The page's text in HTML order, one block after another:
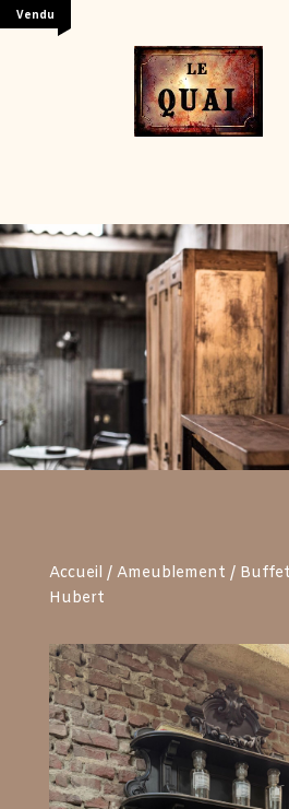
Vendu
Your content goes here. Edit or
or in the module Content
every aspect of this content in
settings and even apply custom
module Advanced settings.
Accueil / Ameublement /
Hubert